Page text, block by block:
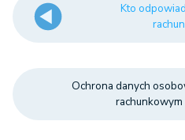
Kto
Ochrona danych
rachunkowym